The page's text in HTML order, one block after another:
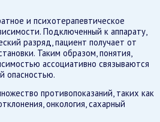
и психотерапевтическое
Подключенный к аппарату,
разряд, пациент получает от
Таким образом, понятия,
ассоциативно связываются
опасностью.
противопоказаний, таких как
онкология, сахарный